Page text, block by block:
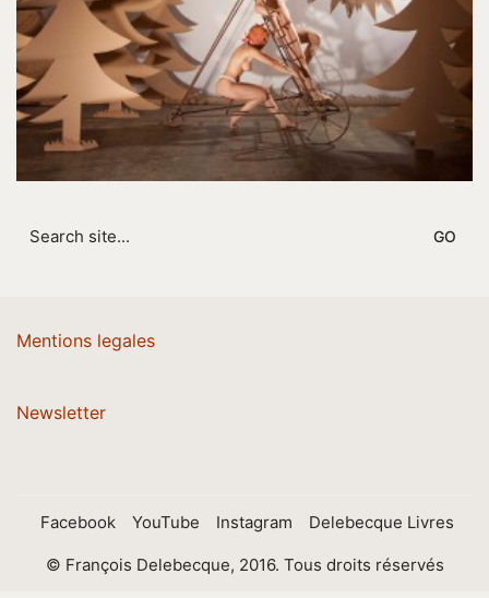
for:
Mentions legales
Newsletter
Facebook YouTube Instagram Delebecque Livres
© François Delebecque, 2016. Tous droits réservés